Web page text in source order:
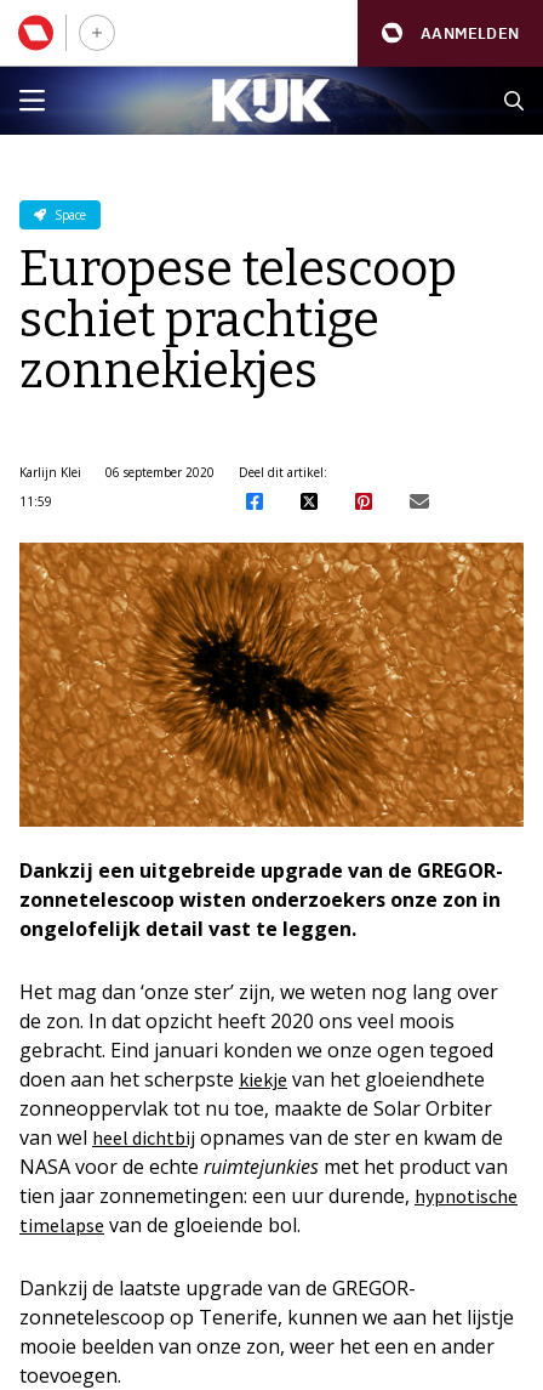
AANMELDEN
Space
Europese telescoop
schiet prachtige
zonnekiekjes
Karlijn Klei
06 september 2020
11:59
Deel dit artikel:
Dankzij een uitgebreide upgrade van de GREGOR-
zonnetelescoop wisten onderzoekers onze zon in
ongelofelijk detail vast te leggen.
Het mag dan ‘onze ster’ zijn, we weten nog lang over
de zon. In dat opzicht heeft 2020 ons veel moois
gebracht. Eind januari konden we onze ogen tegoed
doen aan het scherpste kiekje van het gloeiendhete
zonneoppervlak tot nu toe, maakte de Solar Orbiter
van wel heel dichtbij opnames van de ster en kwam de
NASA voor de echte ruimtejunkies met het product van
tien jaar zonnemetingen: een uur durende, hypnotische
timelapse van de gloeiende bol.
Dankzij de laatste upgrade van de GREGOR-
zonnetelescoop op Tenerife, kunnen we aan het lijstje
mooie beelden van onze zon, weer het een en ander
toevoegen.